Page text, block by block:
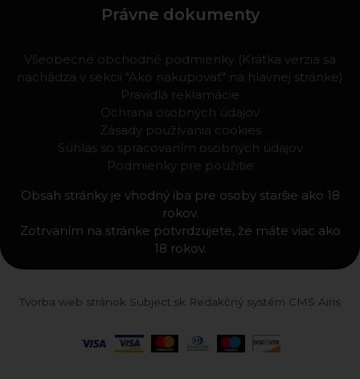
Právne dokumenty
Všeobecné obchodné podmienky (Krátka verzia sa
nachádza v sekcii "Ako nakupovať" na hlavnej stránke)
Pravidlá reklamácie
Ochrana osobných údajov
Zásady používania cookies
Súhlas so spracovaním osobných údajov
Podmienky pre použitie
Obsah stránky je vhodný iba pre osoby staršie ako 18
rokov.
Zotrvaním na stránke potvrdzujete, že máte viac ako
18 rokov.
Tvorba web stránok Subject.sk Redakčný systém CMS Airis